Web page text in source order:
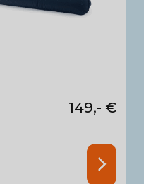
149,- €